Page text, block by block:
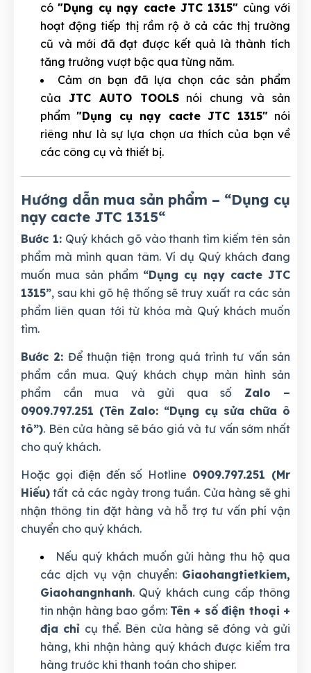
có"Dụng cụ nạy cacte JTC 1315" cùng với
hoạt động tiếp thị rầm rộ ở cả các thị trường
cũ và mới đã đạt được kết quả là thành tích
tăng trưởng vượt bậc qua từng năm.
Cảm ơn bạn đã lựa chọn các sản phẩm
của JTC AUTO TOOLSnói chung và sản
phẩm"Dụng cụ nạy cacte JTC 1315"nói
riêng như là sự lựa chọn ưa thích của bạn về
các công cụ và thiết bị.
Hướng dẫn mua sản phẩm – “Dụng cụ
nạy cacte JTC 1315“
Bước 1:Quý khách gõ vào thanh tìm kiếm tên sản
phẩm mà mình quan tâm. Ví dụ Quý khách đang
muốn mua sản phẩm “Dụng cụ nạy cacte JTC
1315”, sau khi gõ hệ thống sẽ truy xuất ra các sản
phẩm liên quan tới từ khóa mà Quý khách muốn
tìm.
Bước 2: Để thuận tiện trong quá trình tư vấn sản
phẩm cần mua. Quý khách chụp màn hình sản
phẩm cần mua và gửi qua số Zalo –
0909.797.251 (Tên Zalo: “Dụng cụ sửa chữa ô
tô”). Bên cửa hàng sẽ báo giá và tư vấn sớm nhất
cho quý khách.
Hoặc gọi điện đến số Hotline 0909.797.251 (Mr
Hiếu) tất cả các ngày trong tuần. Cửa hàng sẽ ghi
nhận thông tin đặt hàng và hỗ trợ tư vấn phí vận
chuyển cho quý khách.
Nếu quý khách muốn gửi hàng thu hộ qua
các dịch vụ vận chuyển: Giaohangtietkiem,
Giaohangnhanh. Quý khách cung cấp thông
tin nhận hàng bao gồm: Tên + số điện thoại +
địa chỉ cụ thể. Bên cửa hàng sẽ đóng và gửi
hàng, khi nhận hàng quý khách được kiểm tra
hàng trước khi thanh toán cho shiper.